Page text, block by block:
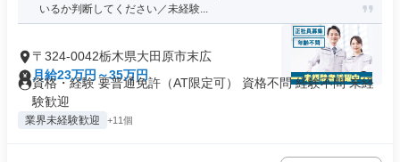
いるか判断してください／未経験...
〒324-0042栃木県大田原市末広
月給23万円～35万円
資格・経験 要普通免許（AT限定可） 資格不問 経験不問 未経
験歓迎
業界未経験歓迎 +11個